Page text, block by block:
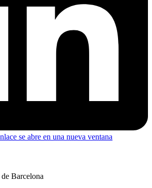
se abre en una nueva ventana
Barcelona